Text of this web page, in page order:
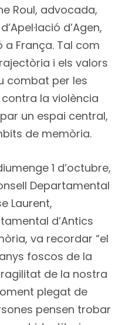
Roul, advocada,
d’Agen,
França. Tal com
i els valors
combat per les
la violència
un espai central,
de memòria.
1 d’octubre,
Departamental
Laurent,
d’Antics
va recordar “el
foscos de la
de la nostra
plegat de
pensen trobar